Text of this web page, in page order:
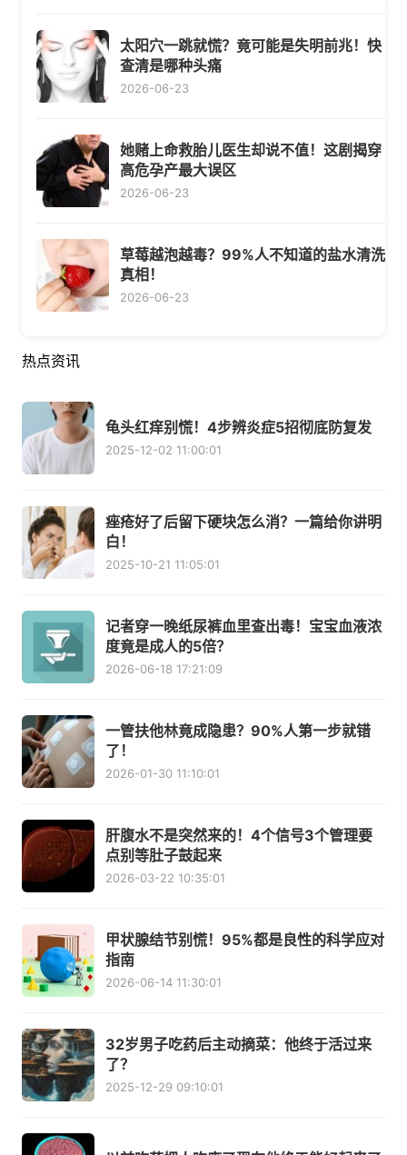
太阳穴一跳就慌？竟可能是失明前兆！快
查清是哪种头痛
2026-06-23
她赌上命救胎儿医生却说不值！这剧揭穿
高危孕产最大误区
2026-06-23
草莓越泡越毒？99%人不知道的盐水清洗
真相！
2026-06-23
热点资讯
龟头红痒别慌！4步辨炎症5招彻底防复发
2025-12-02 11:00:01
痤疮好了后留下硬块怎么消？一篇给你讲明
白！
2025-10-21 11:05:01
记者穿一晚纸尿裤血里查出毒！宝宝血液浓
度竟是成人的5倍？
2026-06-18 17:21:09
一管扶他林竟成隐患？90%人第一步就错
了！
2026-01-30 11:10:01
肝腹水不是突然来的！4个信号3个管理要
点别等肚子鼓起来
2026-03-22 10:35:01
甲状腺结节别慌！95%都是良性的科学应对
指南
2026-06-14 11:30:01
32岁男子吃药后主动摘菜：他终于活过来
了？
2025-12-29 09:10:01